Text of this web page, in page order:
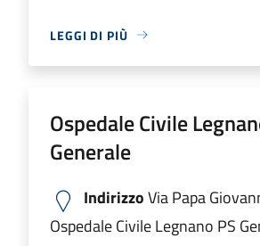
LEGGI DI PIÙ
Ospedale Civile
Generale
IndirizzoVia Papa
Ospedale Civile Legnano PS